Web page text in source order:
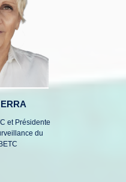
et Présidente
du